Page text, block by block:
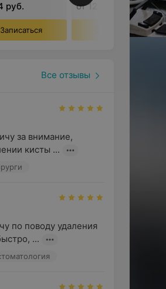
для ухода за
защиты, а также
помещения и
за обязательным
района.
руб.
Записаться
от 12 руб.
Записаться
Все отзывы
за внимание,
кисты ...
по поводу удаления
...